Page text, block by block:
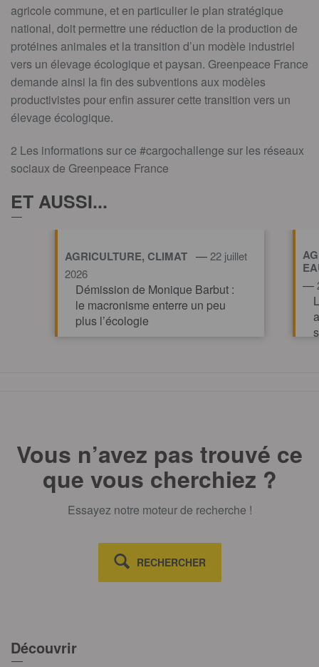
agricole commune, et en particulier le plan stratégique
national, doit permettre une réduction de la production de
protéines animales et la transition d’un modèle industriel
vers un élevage écologique et paysan. Greenpeace France
demande ainsi la fin des subventions aux modèles
productivistes pour enfin assurer cette transition vers un
élevage écologique.
2 Les informations sur ce #cargochallenge sur les réseaux
sociaux de Greenpeace France
ET AUSSI...
AGRICULTURE, CLIMAT —22 juillet
2026
Démission de Monique Barbut :
le macronisme enterre un peu
plus l’écologie
—
Vous n’avez pas trouvé ce
que vous cherchiez ?
Essayez notre moteur de recherche !
RECHERCHER
Découvrir